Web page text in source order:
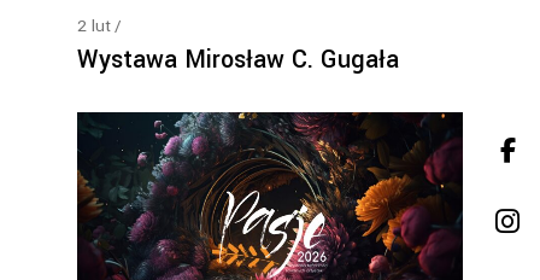
2 lut
Wystawa Mirosław C. Gugała